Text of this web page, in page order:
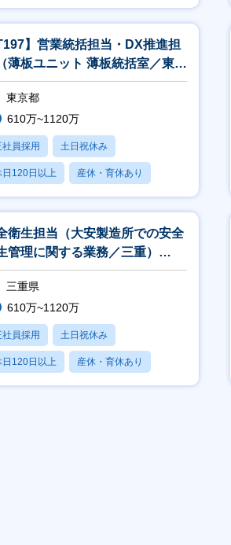
残業20時間以内
】営業統括担当・DX推進担
薄板ユニット 薄板統括室／東
東京都
610万~1120万
社員採用 土日祝休み
日120日以上 産休・育休あり
残業20時間以内
衛生担当（大安製造所での安全
管理に関する業務／三重）
）
三重県
610万~1120万
社員採用 土日祝休み
日120日以上 産休・育休あり
残業20時間以内